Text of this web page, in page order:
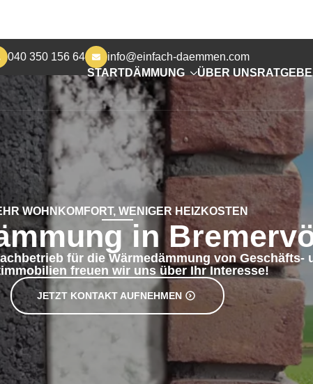
STARTDÄMMUNG ÜBER UNS
WOHNKOMFORT, WENIGER HEIZKOSTEN
in
für die Wärmedämmung von Geschäfts-
freuen wir uns über Ihr Interesse!
JETZT KONTAKT AUFNEHMEN